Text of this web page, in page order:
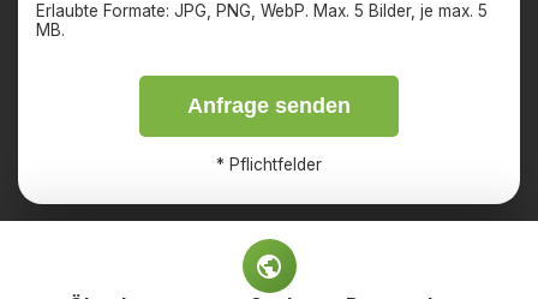
Erlaubte Formate: JPG, PNG, WebP. Max. 5 Bilder, je max. 5
MB.
Anfrage senden
* Pflichtfelder